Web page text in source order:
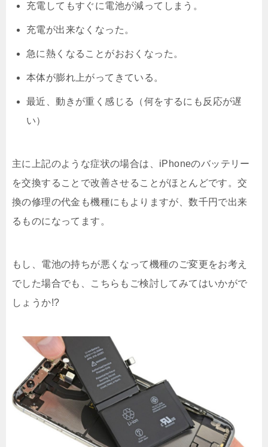
充電してもすぐに電池が減ってしまう。
充電が出来なくなった。
急に熱くなることがおおくなった。
本体が膨れ上がってきている。
最近、動きが重く感じる（何をするにも反応が遅
い）
主に上記のような症状の場合は、iPhoneのバッテリー
を交換することで改善させることがほとんどです。交
換の修理の代金も機種にもよりますが、数千円で出来
るものになってます。
もし、電池の持ちが悪くなって機種のご変更をお考え
でした場合でも、こちらもご検討してみてはいかがで
しょうか!?